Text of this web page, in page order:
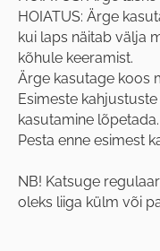
HOIATUS: Ärge
kui laps näitab välja
kõhule keeramist.
Ärge kasutage koos
Esimeste
kasutamine lõpetada.
Pesta enne esimest
NB! Katsuge
oleks liiga külm või